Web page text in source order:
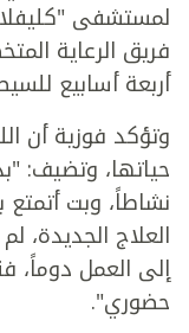
لمستشفى
فريق الرعاية
أربعة أسابيع
وتؤكد فوزية أن
حياتها، وتضيف:
نشاطاً، وبت أتمتع
العلاج الجديدة،
إلى العمل دوماً،
حضوري".